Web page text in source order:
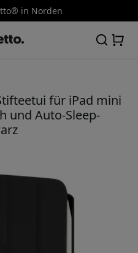
in Norden
für iPad mini
und Auto-Sleep-